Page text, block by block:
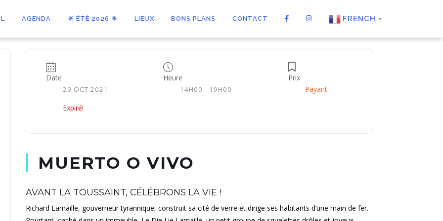
AGENDA ☀ ÉTÉ 2026 ☀ LIEUX BONS PLANS CONTACT FRENCH ▼
Date
29 OCT 2021
Expiré!
Heure
14H00 - 19H00
Prix
Payant
MUERTO O VIVO
AVANT LA TOUSSAINT, CÉLÉBRONS LA VIE !
Richard Lamaille, gouverneur tyrannique, construit sa cité de verre et dirige ses habitants d’une main de fer.